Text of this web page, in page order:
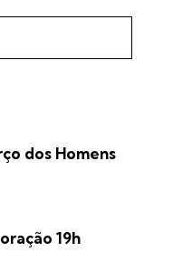
dos Homens
19h